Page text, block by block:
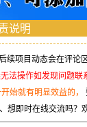
说明
项目动态会在评论
操作如发现问题联
始就有明显效益的，
想即时在线交流吗？